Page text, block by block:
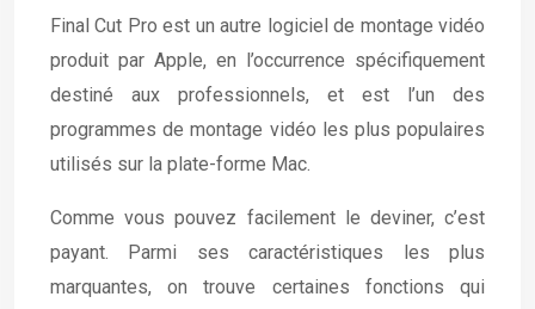
Final Cut Pro est un autre logiciel de montage vidéo
produit par Apple, en l’occurrence spécifiquement
destiné aux professionnels, et est l’un des
programmes de montage vidéo les plus populaires
utilisés sur la plate-forme Mac.
Comme vous pouvez facilement le deviner, c’est
payant. Parmi ses caractéristiques les plus
marquantes, on trouve certaines fonctions qui